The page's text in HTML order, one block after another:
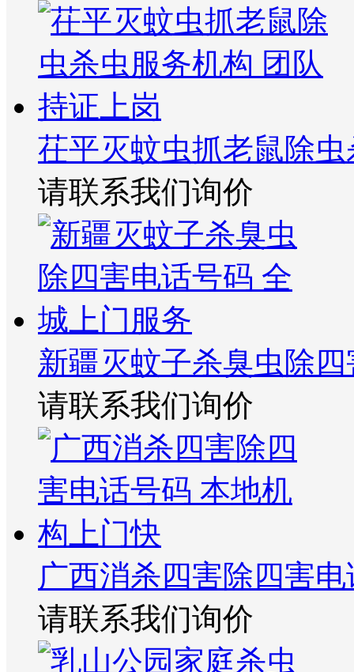
茌平灭蚊虫抓老鼠除
请联系我们询价
新疆灭蚊子杀臭虫除
请联系我们询价
广西消杀四害除四害
请联系我们询价